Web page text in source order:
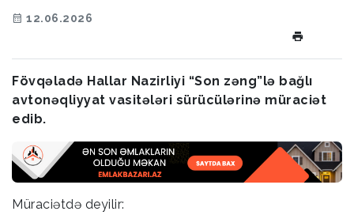
12.06.2026
Fövqəladə Hallar Nazirliyi “Son zəng”lə bağlı
avtonəqliyyat vasitələri sürücülərinə müraciət
edib.
Müraciətdə deyilir: